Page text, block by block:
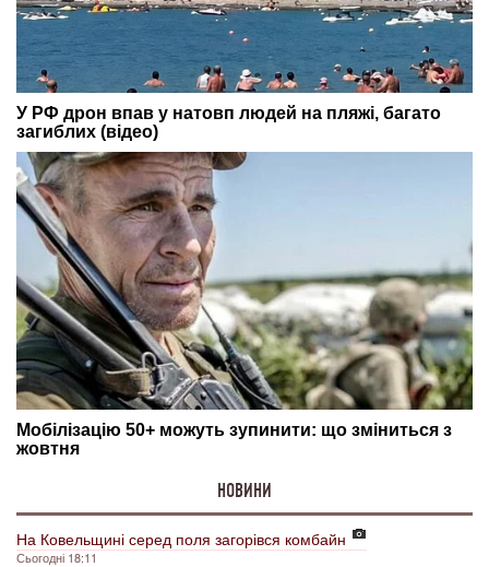
НОВИНИ
На Ковельщині серед поля загорівся комбайн
Сьогодні 18:11